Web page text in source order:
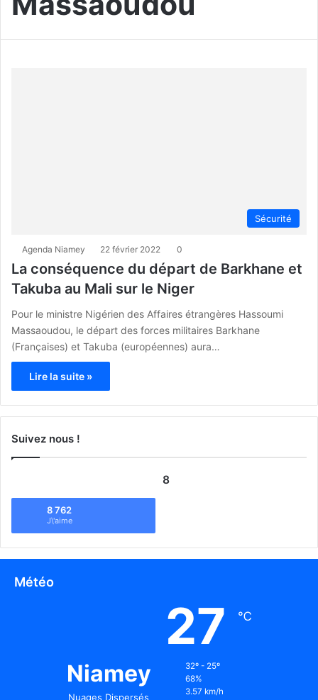
Sécurité
Agenda Niamey 22 février 2022 0
La conséquence du départ de Barkhane et
Takuba au Mali sur le Niger
Pour le ministre Nigérien des Affaires étrangères Hassoumi
Massaoudou, le départ des forces militaires Barkhane
(Françaises) et Takuba (européennes) aura…
Lire la suite »
Suivez nous !
8
8 762
J\'aime
Météo
Niamey
Nuages Dispersés
27 ℃
32º - 25º
68%
3.57 km/h